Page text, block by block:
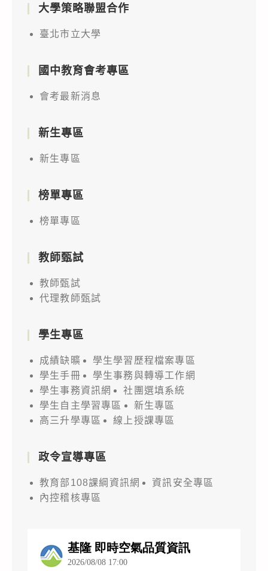
大學策略聯盟合作
臺北市立大學
國中教育會考專區
會考最新消息
新生專區
新生專區
榜單專區
榜單專區
教師甄試
教師甄試
代理教師甄試
學生專區
成績缺曠
學生學習歷程檔案專區
學生手冊
學生事務與轉導工作網
學生事務資訊網
社團選填系統
學生自主學習專區
新生專區
高三升學專區
線上授課專區
政令宣導專區
教育部108課綱資訊網
資訊安全專區
內控稽核專區